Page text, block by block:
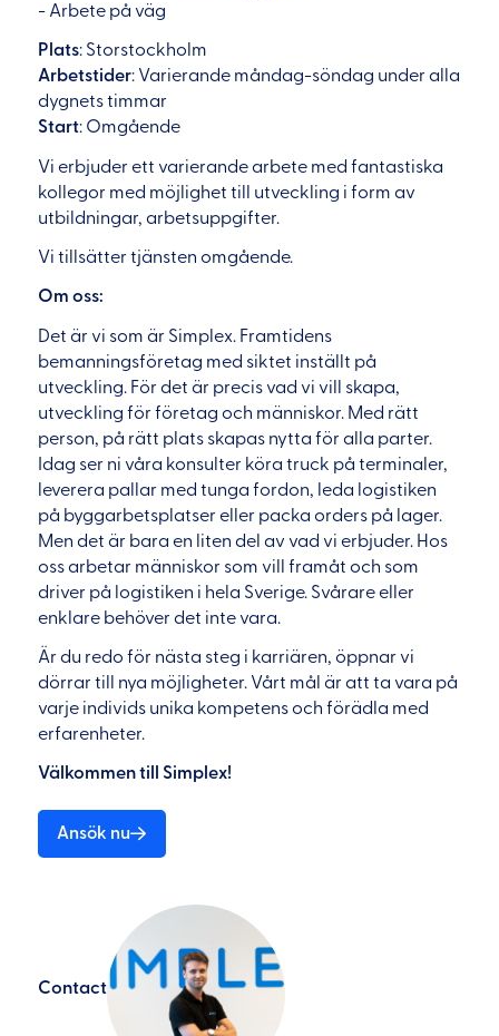
- Arbete på väg
Plats: Storstockholm
Arbetstider: Varierande måndag-söndag under alla
dygnets timmar
Start: Omgående
Vi erbjuder ett varierande arbete med fantastiska
kollegor med möjlighet till utveckling i form av
utbildningar, arbetsuppgifter.
Vi tillsätter tjänsten omgående.
Om oss:
Det är vi som är Simplex. Framtidens
bemanningsföretag med siktet inställt på
utveckling. För det är precis vad vi vill skapa,
utveckling för företag och människor. Med rätt
person, på rätt plats skapas nytta för alla parter.
Idag ser ni våra konsulter köra truck på terminaler,
leverera pallar med tunga fordon, leda logistiken
på byggarbetsplatser eller packa orders på lager.
Men det är bara en liten del av vad vi erbjuder. Hos
oss arbetar människor som vill framåt och som
driver på logistiken i hela Sverige. Svårare eller
enklare behöver det inte vara.
Är du redo för nästa steg i karriären, öppnar vi
dörrar till nya möjligheter. Vårt mål är att ta vara på
varje individs unika kompetens och förädla med
erfarenheter.
Välkommen till Simplex!
Ansök nu
Contact